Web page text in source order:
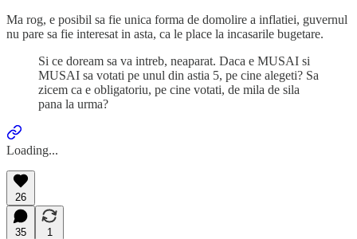
Ma rog, e posibil sa fie unica forma de domolire a inflatiei, guvernul
nu pare sa fie interesat in asta, ca le place la incasarile bugetare.
Si ce doream sa va intreb, neaparat. Daca e MUSAI si
MUSAI sa votati pe unul din astia 5, pe cine alegeti? Sa
zicem ca e obligatoriu, pe cine votati, de mila de sila
pana la urma?
Loading...
26
35
1